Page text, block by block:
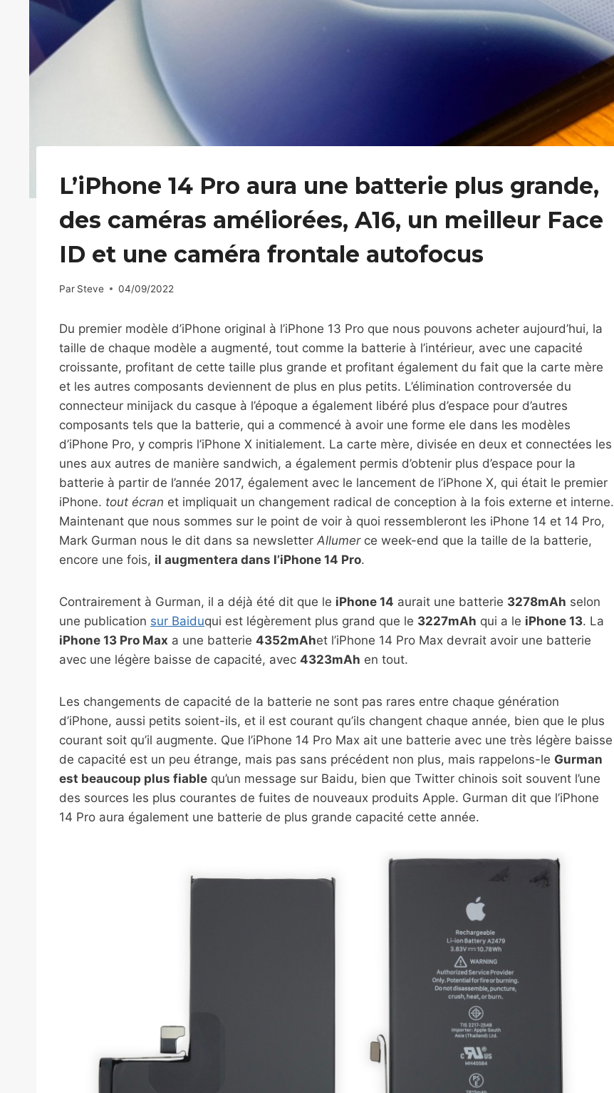
L’iPhone 14 Pro aura une batterie plus grande,
des caméras améliorées, A16, un meilleur Face
ID et une caméra frontale autofocus
Par Steve 04/09/2022
Du premier modèle d’iPhone original à l’iPhone 13 Pro que nous pouvons acheter aujourd’hui, la
taille de chaque modèle a augmenté, tout comme la batterie à l’intérieur, avec une capacité
croissante, profitant de cette taille plus grande et profitant également du fait que la carte mère
et les autres composants deviennent de plus en plus petits. L’élimination controversée du
connecteur minijack du casque à l’époque a également libéré plus d’espace pour d’autres
composants tels que la batterie, qui a commencé à avoir une forme ele dans les modèles
d’iPhone Pro, y compris l’iPhone X initialement. La carte mère, divisée en deux et connectées les
unes aux autres de manière sandwich, a également permis d’obtenir plus d’espace pour la
batterie à partir de l’année 2017, également avec le lancement de l’iPhone X, qui était le premier
iPhone. tout écran et impliquait un changement radical de conception à la fois externe et interne.
Maintenant que nous sommes sur le point de voir à quoi ressembleront les iPhone 14 et 14 Pro,
Mark Gurman nous le dit dans sa newsletter Allumerce week-end que la taille de la batterie,
encore une fois, il augmentera dans l’iPhone 14 Pro.
Contrairement à Gurman, il a déjà été dit que le iPhone 14 aurait une batterie 3278mAh selon
une publication sur Baiduqui est légèrement plus grand que le 3227mAh qui a le iPhone 13. La
iPhone 13 Pro Max a une batterie 4352mAhet l’iPhone 14 Pro Max devrait avoir une batterie
avec une légère baisse de capacité, avec 4323mAh en tout.
Les changements de capacité de la batterie ne sont pas rares entre chaque génération
d’iPhone, aussi petits soient-ils, et il est courant qu’ils changent chaque année, bien que le plus
courant soit qu’il augmente. Que l’iPhone 14 Pro Max ait une batterie avec une très légère baisse
de capacité est un peu étrange, mais pas sans précédent non plus, mais rappelons-le Gurman
est beaucoup plus fiable qu’un message sur Baidu, bien que Twitter chinois soit souvent l’une
des sources les plus courantes de fuites de nouveaux produits Apple. Gurman dit que l’iPhone
14 Pro aura également une batterie de plus grande capacité cette année.